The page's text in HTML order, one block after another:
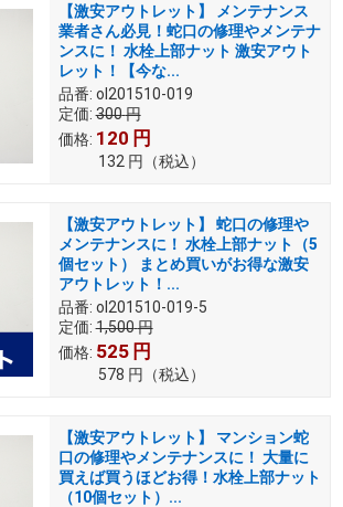
【激安アウトレット】 メンテナンス
業者さん必見！蛇口の修理やメンテナ
ンスに！ 水栓上部ナット 激安アウト
レット！【今な...
品番: ol201510-019
定価: 300円
価格: 120 円
132 円 （税込）
【激安アウトレット】 蛇口の修理や
メンテナンスに！ 水栓上部ナット（5
個セット） まとめ買いがお得な激安
アウトレット！...
品番: ol201510-019-5
定価: 1,500円
価格: 525 円
578 円 （税込）
【激安アウトレット】 マンション蛇
口の修理やメンテナンスに！ 大量に
買えば買うほどお得！水栓上部ナット
（10個セット）...